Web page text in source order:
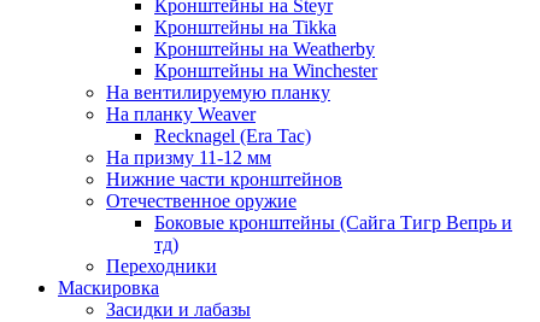
Кронштейны на Steyr
Кронштейны на Tikka
Кронштейны на Weatherby
Кронштейны на Winchester
На вентилируемую планку
На планку Weaver
Recknagel (Era Tac)
На призму 11-12 мм
Нижние части кронштейнов
Отечественное оружие
Боковые кронштейны (Сайга Тигр Вепрь и
тд)
Переходники
Маскировка
Засидки и лабазы